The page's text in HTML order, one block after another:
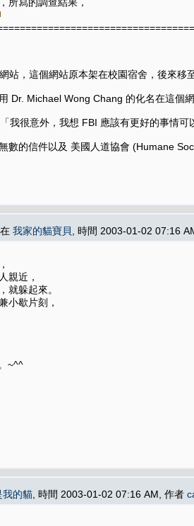
站，這個網站原本架在校園宿舍，後來
Dr. Michael Wong Chang 的化名在這個
我很意外，我想 FBI 應該有更好的事情可
數的信件以及 美國人道協會 (Humane
我家的貓寶貝 , 時間 2003-01-02 07:16
親近，
就躲起來。
小歇片刻，
~^^
我的貓 , 時間 2003-01-02 07:16 AM, 作者